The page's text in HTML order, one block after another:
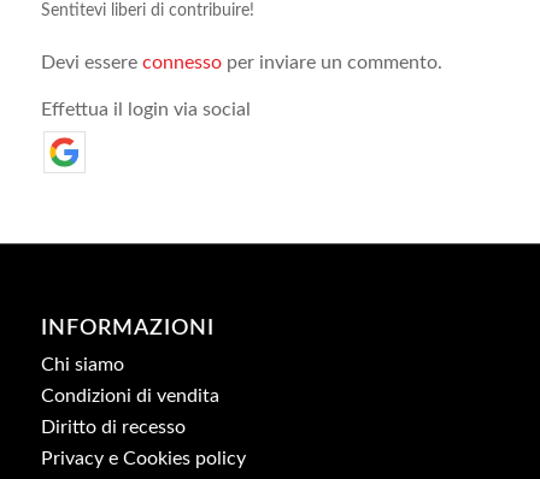
Sentitevi liberi di contribuire!
Devi essere connessoper inviare un commento.
Effettua il login via social
INFORMAZIONI
Chi siamo
Condizioni di vendita
Diritto di recesso
Privacy e Cookies policy